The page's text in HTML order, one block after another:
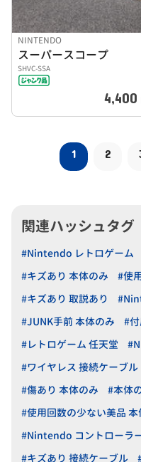
NINTENDO
スーパースコープ
SHVC-SSA
4,400
1 2
関連ハッシュタグ
#Nintendo レトロゲーム
#キズあり 本体のみ
#使
#キズあり 取説あり
#JUNK手前 本体のみ
#
#レトロゲーム 任天堂
#ワイヤレス 接続ケーブル
#傷あり 本体のみ
#本体
#使用回数の少ない美品 本
#Nintendo コントローラ
#キズあり 接続ケーブル